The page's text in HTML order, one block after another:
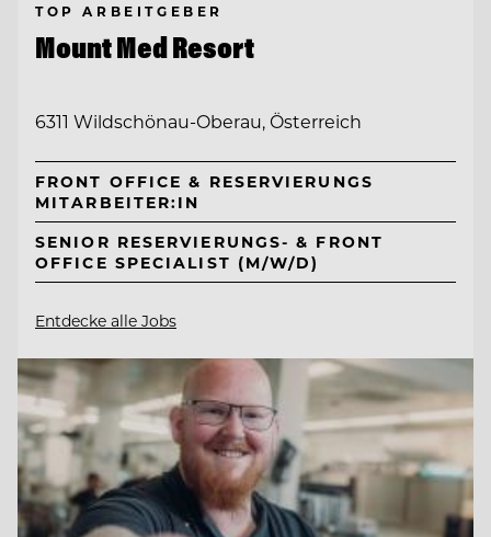
TOP ARBEITGEBER
Mount Med Resort
6311 Wildschönau-Oberau, Österreich
FRONT OFFICE & RESERVIERUNGS
MITARBEITER:IN
SENIOR RESERVIERUNGS- & FRONT
OFFICE SPECIALIST (M/W/D)
Entdecke alle Jobs